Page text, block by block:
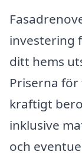
investering
ditt hems
Priserna
kraftigt
inklusive
och